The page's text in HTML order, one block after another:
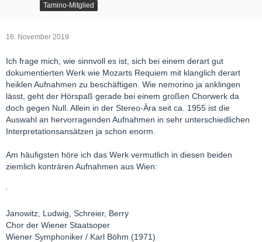
Tamino-Mitglied
16. November 2019
Ich frage mich, wie sinnvoll es ist, sich bei einem derart gut
dokumentierten Werk wie Mozarts Requiem mit klanglich derart
heiklen Aufnahmen zu beschäftigen. Wie nemorino ja anklingen
lässt, geht der Hörspaß gerade bei einem großen Chorwerk da
doch gegen Null. Allein in der Stereo-Ära seit ca. 1955 ist die
Auswahl an hervorragenden Aufnahmen in sehr unterschiedlichen
Interpretationsansätzen ja schon enorm.
Am häufigsten höre ich das Werk vermutlich in diesen beiden
ziemlich konträren Aufnahmen aus Wien:
Janowitz, Ludwig, Schreier, Berry
Chor der Wiener Staatsoper
Wiener Symphoniker / Karl Böhm (1971)